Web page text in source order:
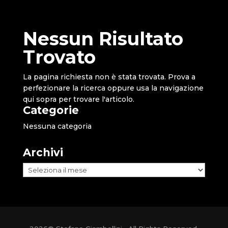
Nessun Risultato
Trovato
La pagina richiesta non è stata trovata. Prova a
perfezionare la ricerca oppure usa la navigazione
qui sopra per trovare l'articolo.
Categorie
Nessuna categoria
Archivi
Archivi